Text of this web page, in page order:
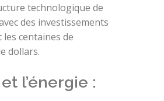
technologique de
des investissements
les centaines de
dollars.
et l’énergie :